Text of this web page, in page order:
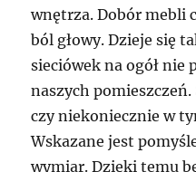
wnętrza. Dobór mebli
ból głowy. Dzieje się
sieciówek na ogół nie
naszych pomieszczeń.
czy niekoniecznie w
Wskazane jest
wymiar. Dzięki temu